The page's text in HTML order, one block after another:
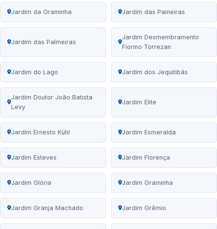
Jardim da Graminha Jardim das Paineiras
Jardim das Palmeiras
Jardim Desmembramento
Fiorino Torrezan
Jardim do Lago Jardim dos Jequitibás
Jardim Doutor João Batista
Levy
Jardim Elite
Jardim Ernesto Kühl Jardim Esmeralda
Jardim Esteves Jardim Florença
Jardim Glória Jardim Graminha
Jardim Granja Machado Jardim Grêmio